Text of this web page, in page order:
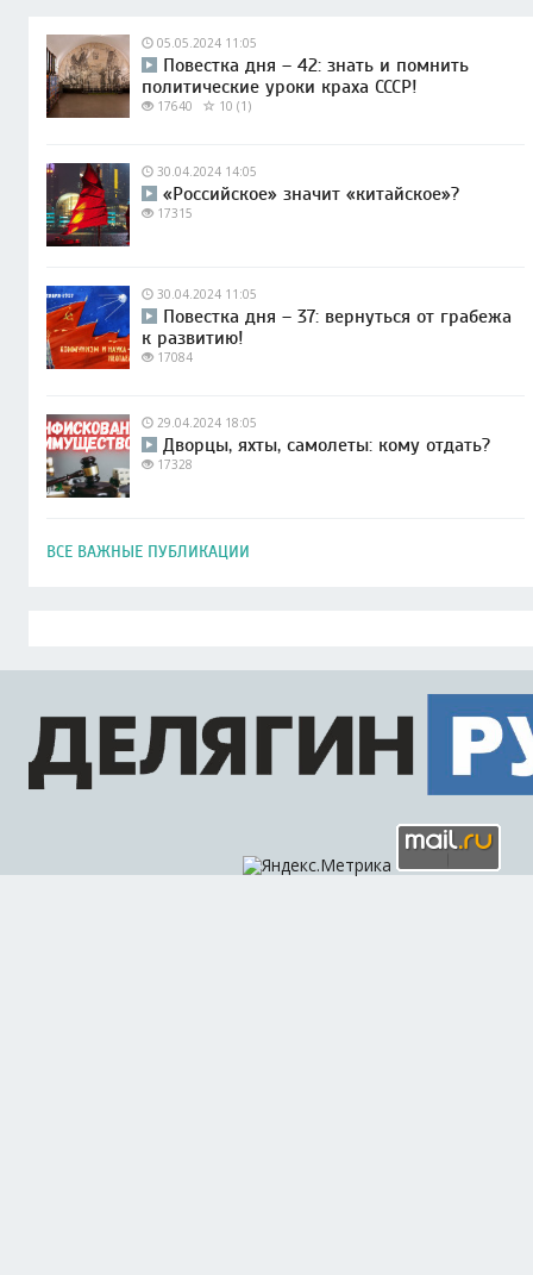
05.05.2024 11:05
Повестка дня – 42: знать и помнить
политические уроки краха СССР!
17640 10 (1)
30.04.2024 14:05
«Российское» значит «китайское»?
17315
30.04.2024 11:05
Повестка дня – 37: вернуться от грабежа
к развитию!
17084
29.04.2024 18:05
Дворцы, яхты, самолеты: кому отдать?
17328
ВСЕ ВАЖНЫЕ ПУБЛИКАЦИИ